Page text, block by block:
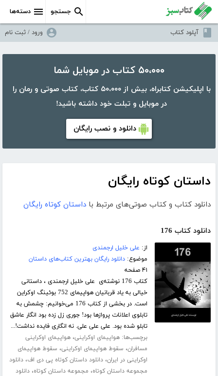
دسته‌ها جستجو
آپلود کتاب ورود / ثبت نام
۵۰،۰۰۰ کتاب در موبایل شما
با اپلیکیشن کتابراه، بیش از ۵۰،۰۰۰ کتاب، کتاب صوتی و رمان را
در موبایل و تبلت خود داشته باشید!
دانلود و نصب رایگان
داستان کوتاه رایگان
دانلود کتاب و کتاب صوتی‌های مرتبط با داستان کوتاه رایگان
دانلود کتاب 176
از: علی خلیل ارجمندی
موضوع:دانلود رایگان بهترین کتاب‌های داستان
۴۱ صفحه
کتاب 176 نوشته‌ی علی خلیل ارجمندی ، داستانی
خیالی به یاد قربانیان هواپیمای 752 بوئینگ اوکراین
است. در بخشی از کتاب 176 می‌خوانیم: چشمش به
تابلوی اعلانات پرواز‌ها بود! جوری زل زده بود انگار عاشق
تابلو شده بود. علی علی علی. نه انگاری فایده نداشت!...
برچسب‌ها:هواپیمای اوکراینی،هواپیمای اوکراینی
مسافران، سقوط هواپیمای اوکراینی، سقوط هواپیمای
اوکراینی در ایران،دانلود داستان کوتاه پی دی اف،دانلود
مجموعه داستان کوتاه، مجموعه داستان کوتاه،دانلود